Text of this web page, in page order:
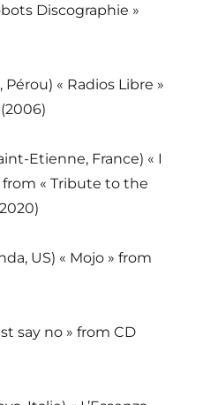
Discographie »
Pérou) « Radios Libre »
Etienne, France) « I
« Tribute to the
US) « Mojo » from
say no » from CD